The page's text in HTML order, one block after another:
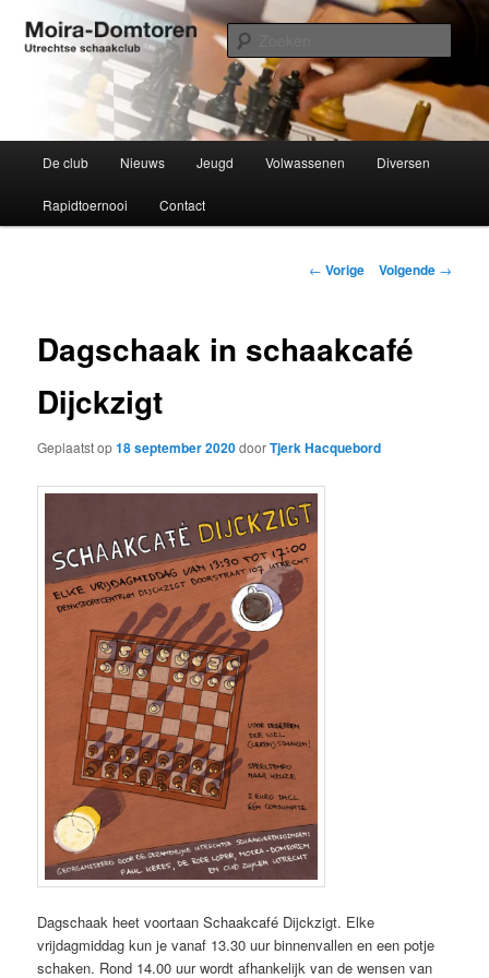
naar
Moira-Domtoren
Utrechtse schaakclub opgericht 1934
De club Nieuws Jeugd Volwassenen Diversen
Rapidtoernooi Contact
Bericht
← Vorige Volgende →
Dagschaak in schaakcafé
Dijckzigt
Geplaatst op18 september 2020doorTjerk Hacquebord
Dagschaak heet voortaan Schaakcafé Dijckzigt. Elke
vrijdagmiddag kun je vanaf 13.30 uur binnenvallen en een potje
schaken. Rond 14.00 uur wordt afhankelijk van de wensen van